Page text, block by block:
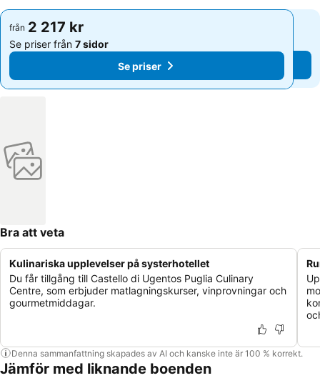
från 2 217 kr
Se priser från 7 sidor
Se priser
från 2 217 kr
Se priser från 7 sidor
Se priser
Bra att veta
Kulinariska upplevelser på systerhotellet
Du får tillgång till Castello di Ugentos Puglia Culinary
Centre, som erbjuder matlagningskurser, vinprovningar och
gourmetmiddagar.
Denna sammanfattning skapades av AI och kanske inte är 100 % korrekt.
Jämför med liknande boenden